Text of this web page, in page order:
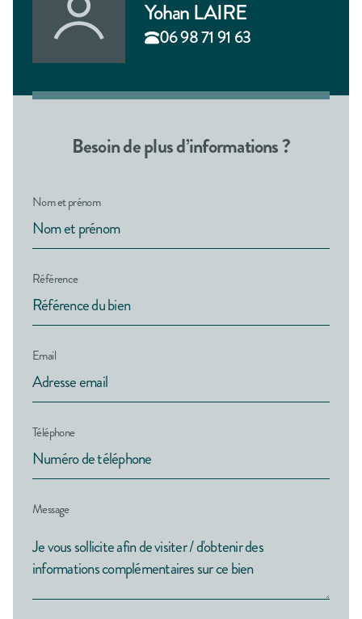
Yohan LAIRE
06 98 71 91 63
Besoin de plus d’informations ?
Nom et prénom
Référence
Email
Téléphone
Message